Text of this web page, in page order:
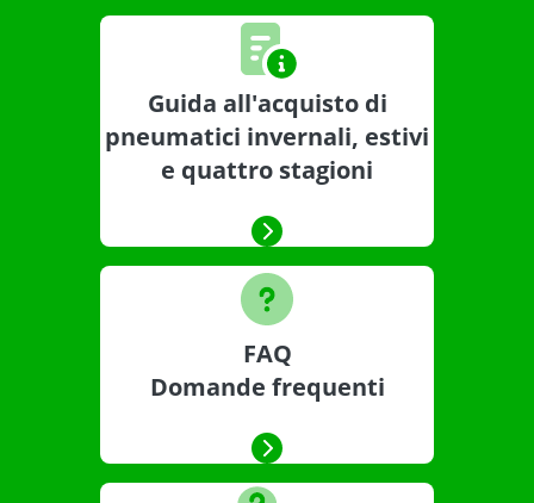
Guida all'acquisto di
pneumatici invernali, estivi
e quattro stagioni
FAQ
Domande frequenti